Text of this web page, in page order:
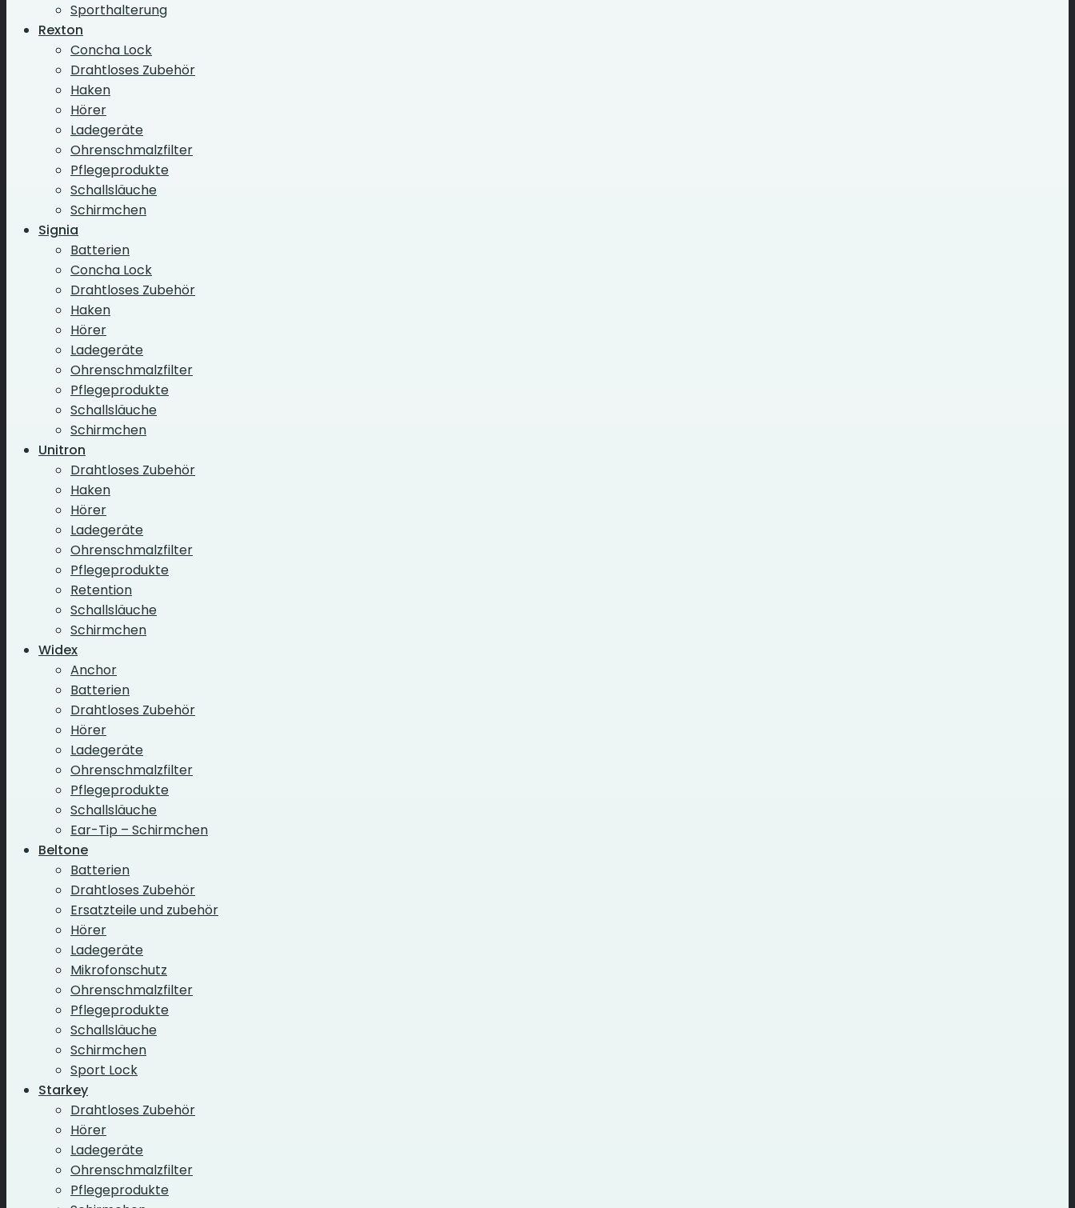
Sporthalterung
Rexton
Concha Lock
Drahtloses Zubehör
Haken
Hörer
Ladegeräte
Ohrenschmalzfilter
Pflegeprodukte
Schallsläuche
Schirmchen
Signia
Batterien
Concha Lock
Drahtloses Zubehör
Haken
Hörer
Ladegeräte
Ohrenschmalzfilter
Pflegeprodukte
Schallsläuche
Schirmchen
Unitron
Drahtloses Zubehör
Haken
Hörer
Ladegeräte
Ohrenschmalzfilter
Pflegeprodukte
Retention
Schallsläuche
Schirmchen
Widex
Anchor
Batterien
Drahtloses Zubehör
Hörer
Ladegeräte
Ohrenschmalzfilter
Pflegeprodukte
Schallsläuche
Ear-Tip – Schirmchen
Beltone
Batterien
Drahtloses Zubehör
Ersatzteile und zubehör
Hörer
Ladegeräte
Mikrofonschutz
Ohrenschmalzfilter
Pflegeprodukte
Schallsläuche
Schirmchen
Sport Lock
Starkey
Drahtloses Zubehör
Hörer
Ladegeräte
Ohrenschmalzfilter
Pflegeprodukte